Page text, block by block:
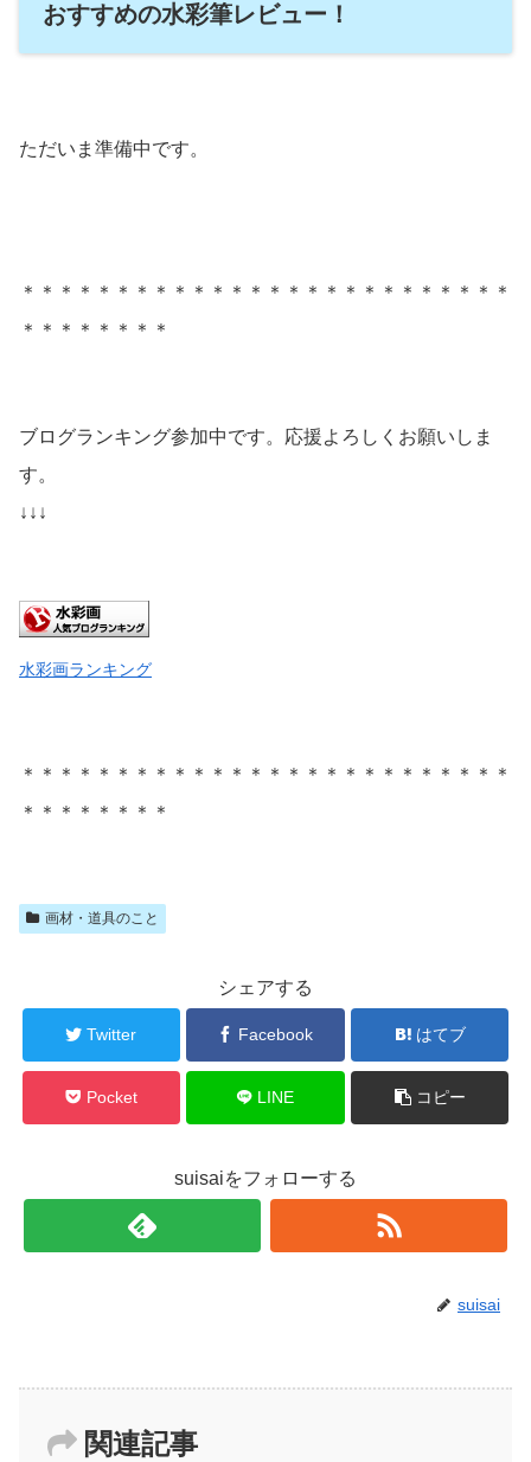
おすすめの水彩筆レビュー！
ただいま準備中です。
＊＊＊＊＊＊＊＊＊＊＊＊＊＊＊＊＊＊＊＊＊＊＊＊＊＊
＊＊＊＊＊＊＊＊
ブログランキング参加中です。応援よろしくお願いしま
す。
↓↓↓
水彩画ランキング
＊＊＊＊＊＊＊＊＊＊＊＊＊＊＊＊＊＊＊＊＊＊＊＊＊＊
＊＊＊＊＊＊＊＊
画材・道具のこと
シェアする
Twitter Facebook はてブ
Pocket LINE コピー
suisaiをフォローする
suisai
関連記事